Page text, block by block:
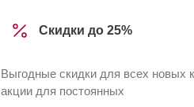
Скидки до 25%
Выгодные скидки для всех новых
акции для постоянных